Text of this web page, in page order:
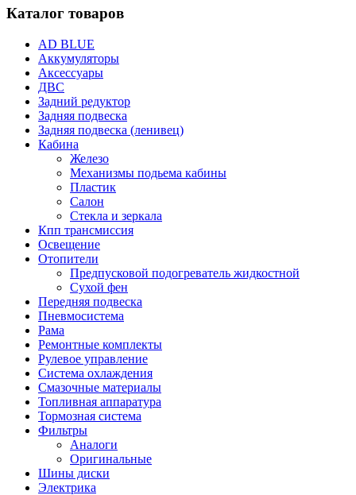
Каталог товаров
AD BLUE
Аккумуляторы
Аксессуары
ДВС
Задний редуктор
Задняя подвеска
Задняя подвеска (ленивец)
Кабина
Железо
Механизмы подьема кабины
Пластик
Салон
Стекла и зеркала
Кпп трансмиссия
Освещение
Отопители
Предпусковой подогреватель жидкостной
Сухой фен
Передняя подвеска
Пневмосистема
Рама
Ремонтные комплекты
Рулевое управление
Система охлаждения
Смазочные материалы
Топливная аппаратура
Тормозная система
Фильтры
Аналоги
Оригинальные
Шины диски
Электрика